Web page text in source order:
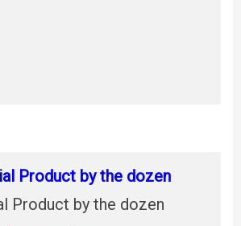
Product by the dozen